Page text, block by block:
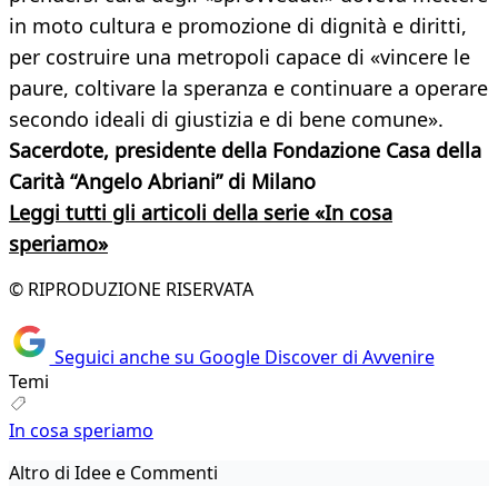
in moto cultura e promozione di dignità e diritti,
per costruire una metropoli capace di «vincere le
paure, coltivare la speranza e continuare a operare
secondo ideali di giustizia e di bene comune».
Sacerdote, presidente della Fondazione Casa della
Carità “Angelo Abriani” di Milano
Leggi tutti gli articoli della serie «In cosa
speriamo»
© RIPRODUZIONE RISERVATA
Seguici anche su Google Discover di Avvenire
Temi
In cosa speriamo
Altro di Idee e Commenti